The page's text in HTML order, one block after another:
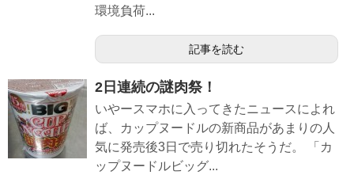
環境負荷...
記事を読む
2日連続の謎肉祭！
いやースマホに入ってきたニュースによれ
ば、カップヌードルの新商品があまりの人
気に発売後3日で売り切れたそうだ。 「カ
ップヌードルビッグ...